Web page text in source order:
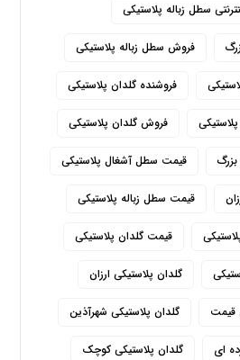
سطل زباله پلاستیکی
فروش سطل زباله پلاستیکی
فروشنده گلدان پلاستیکی
فروش گلدان پلاستیکی
قیمت سطل آشغال پلاستیکی
قیمت سطل زباله پلاستیکی
قیمت گلدان پلاستیکی
گلدان پلاستیکی ارزان
قیمت گلدان پلاستیکی شهرآذین
ای گلدان پلاستیکی کوچک